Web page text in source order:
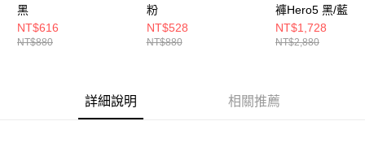
黑
NT$616
NT$880
粉
NT$528
NT$880
褲Hero5 黑/藍
NT$1,728
NT$2,880
詳細說明 相關推薦